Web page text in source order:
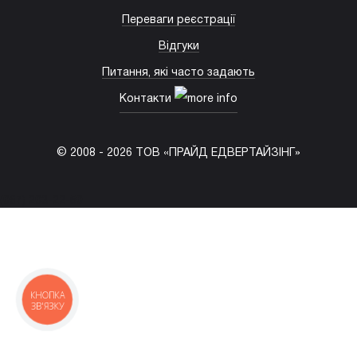
© 2008 - 2026 ТОВ «ПРАЙД ЕДВЕРТАЙЗІНГ»
Переваги реєстрації
Відгуки
Питання, які часто задають
Контакти
КНОПКА
ЗВ'ЯЗКУ